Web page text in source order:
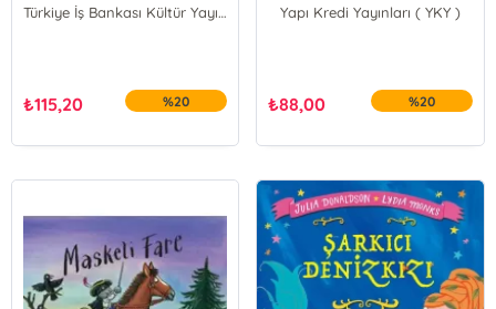
Türkiye İş Bankası Kültür Yayınları
₺115,20 %20
Yapı Kredi Yayınları ( YKY )
₺88,00 %20